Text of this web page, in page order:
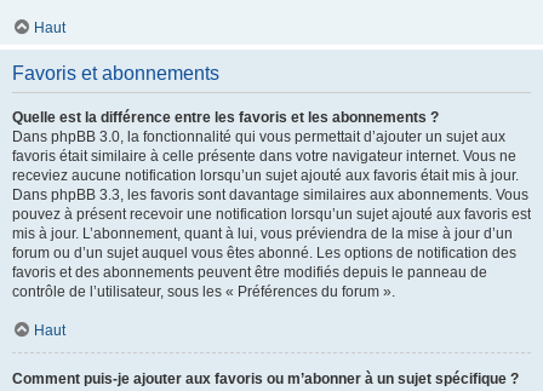
Haut
Favoris et abonnements
Quelle est la différence entre les favoris et les abonnements ?
Dans phpBB 3.0, la fonctionnalité qui vous permettait d’ajouter un sujet aux
favoris était similaire à celle présente dans votre navigateur internet. Vous ne
receviez aucune notification lorsqu’un sujet ajouté aux favoris était mis à jour.
Dans phpBB 3.3, les favoris sont davantage similaires aux abonnements. Vous
pouvez à présent recevoir une notification lorsqu’un sujet ajouté aux favoris est
mis à jour. L’abonnement, quant à lui, vous préviendra de la mise à jour d’un
forum ou d’un sujet auquel vous êtes abonné. Les options de notification des
favoris et des abonnements peuvent être modifiés depuis le panneau de
contrôle de l’utilisateur, sous les « Préférences du forum ».
Haut
Comment puis-je ajouter aux favoris ou m’abonner à un sujet spécifique ?